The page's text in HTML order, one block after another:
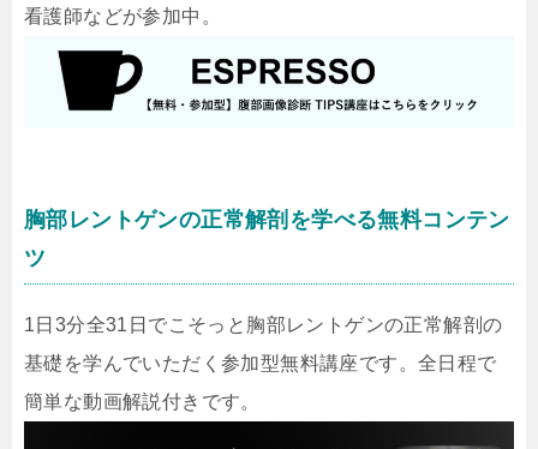
看護師などが参加中。
胸部レントゲンの正常解剖を学べる無料コンテン
ツ
1日3分全31日でこそっと胸部レントゲンの正常解剖の
基礎を学んでいただく参加型無料講座です。全日程で
簡単な動画解説付きです。